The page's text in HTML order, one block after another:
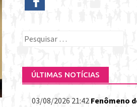
Pesquisar
ÚLTIMAS NOTÍCIAS
03/08/2026 21:42 Fenômeno